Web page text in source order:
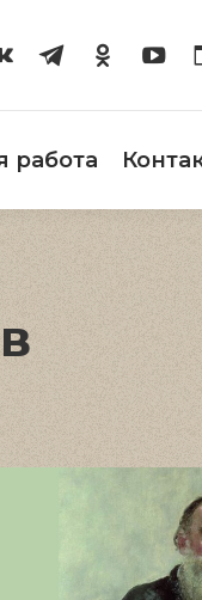
работа
О музее